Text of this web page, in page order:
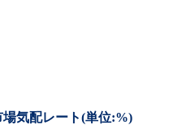
場気配レート(単位:%)